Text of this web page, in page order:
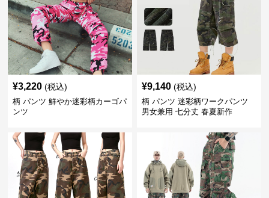
¥3,220 (税込)
柄 パンツ 鮮やか迷彩柄カーゴパ
ンツ
¥9,140 (税込)
柄 パンツ 迷彩柄ワークパンツ
男女兼用 七分丈 春夏新作